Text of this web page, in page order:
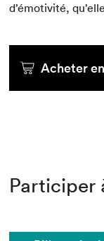
d’émotivité,
Acheter
Participer